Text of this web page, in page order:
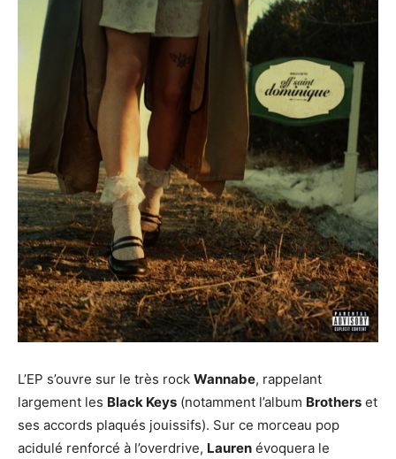
L’EP s’ouvre sur le très rock Wannabe, rappelant
largement les Black Keys (notamment l’album Brothers et
ses accords plaqués jouissifs). Sur ce morceau pop
acidulé renforcé à l’overdrive, Lauren évoquera le